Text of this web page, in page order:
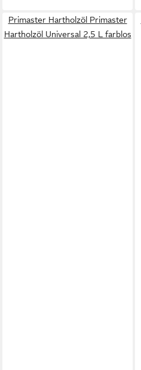
Primaster Hartholzöl Primaster
Hartholzöl Universal 2,5 L farblos